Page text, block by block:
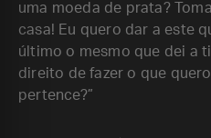
uma moeda de prata?
casa! Eu quero dar a este
último o mesmo que dei a
direito de fazer o que
pertence?”